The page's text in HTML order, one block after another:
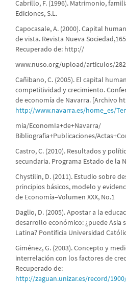
Cabrillo, F. (1996). Matrimonio,
Ediciones, S.L.
Capocasale, A. (2000). Capital
de vista. Revista Nueva
Recuperado de: http://
www.nuso.org/upload/articulos/
Cañibano, C. (2005). El capital
competitividad y crecimiento.
de economía de Navarra. [Archivo
http://www.navarra.es/home_es/
mia/EconomIa+de+Navarra/
Bibliografia+Publicaciones/
Castro, C. (2010). Resultados y
secundaria. Programa Estado de la
Chystilin, D. (2011). Estudio sobre
principios básicos, modelo y
de Economía–Volumen XXX, No.1
Daglio, D. (2005). Apostar a la
desarrollo económico: ¿puede Asia
Latina? Pontificia Universidad
Giménez, G. (2003). Concepto y
interrelación con los factores de
Recuperado de:
http://zaguan.unizar.es/record/